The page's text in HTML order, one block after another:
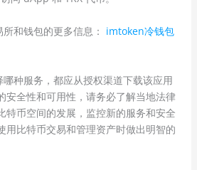
和钱包的更多信息： imtoken冷钱包
种服务，都应从授权渠道下载该应用
安全性和可用性，请务必了解当地法律
特币空间的发展，监控新的服务和安全
用比特币交易和管理资产时做出明智的